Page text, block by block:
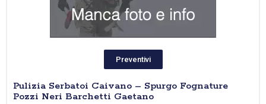
Preventivi
Pulizia Serbatoi Caivano – Spurgo Fognature
Pozzi Neri Barchetti Gaetano